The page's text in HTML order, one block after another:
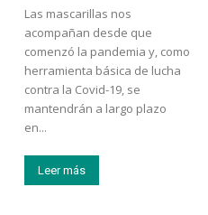
Las mascarillas nos
acompañan desde que
comenzó la pandemia y, como
herramienta básica de lucha
contra la Covid-19, se
mantendrán a largo plazo
en...
Leer más